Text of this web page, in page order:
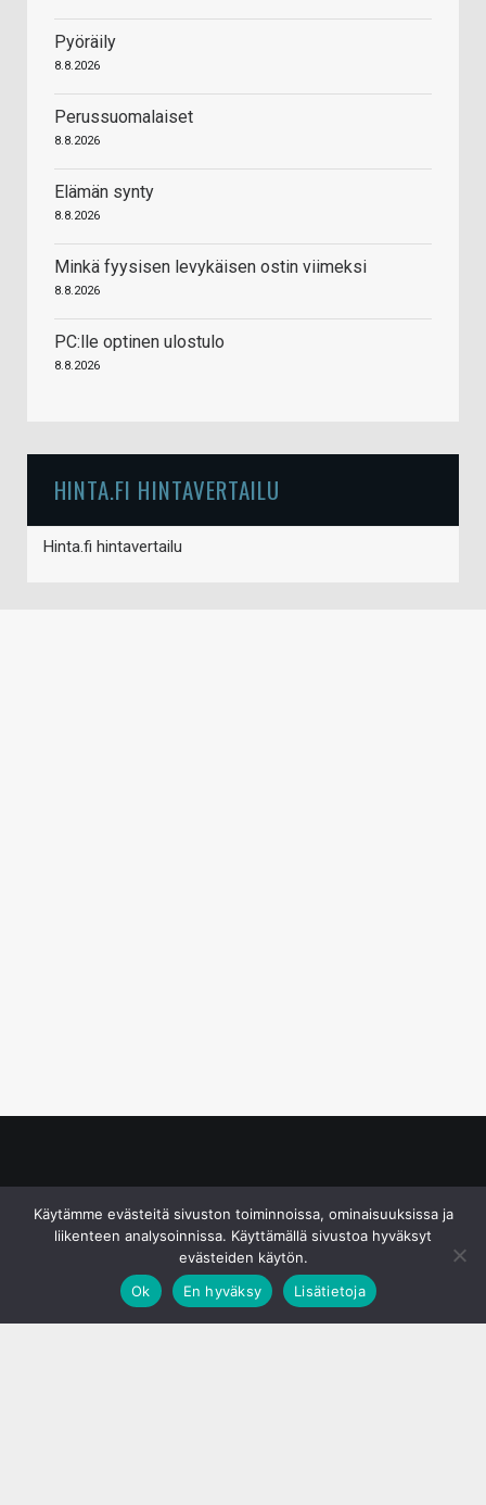
Pyöräily
8.8.2026
Perussuomalaiset
8.8.2026
Elämän synty
8.8.2026
Minkä fyysisen levykäisen ostin viimeksi
8.8.2026
PC:lle optinen ulostulo
8.8.2026
HINTA.FI HINTAVERTAILU
Hinta.fi hintavertailu
Käytämme evästeitä sivuston toiminnoissa, ominaisuuksissa ja
liikenteen analysoinnissa. Käyttämällä sivustoa hyväksyt
evästeiden käytön.
Ok
En hyväksy Lisätietoja